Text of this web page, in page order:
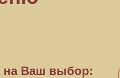
на Ваш выбор: